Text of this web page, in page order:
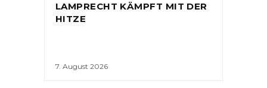
LAMPRECHT KÄMPFT MIT DER
HITZE
7. August 2026